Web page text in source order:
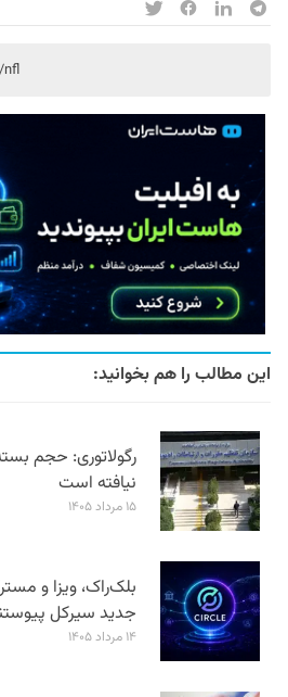
nfl
این مطالب را هم بخوانید:
رگولاتوری: حجم
نیافته است
۱۵ مرداد ۱۴۰۵
بلک‌راک، ویزا و
جدید سیرکل
۱۴ مرداد ۱۴۰۵